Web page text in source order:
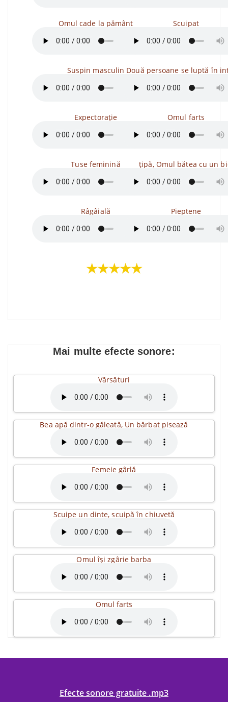
Omul cade la pământ
Suspin masculin
Expectorație
Tuse feminină
Râgâială
Scuipat
Două persoane se luptă în
Omul farts
țipă, Omul bătea cu un
Pieptene
★★★★★
Mai multe efecte sonore:
Vărsături
Bea apă dintr-o găleată, Un bărbat pisează
Femeie gârlă
Scuipe un dinte, scuipă în chiuvetă
Omul își zgârie barba
Omul farts
Efecte sonore gratuite .mp3